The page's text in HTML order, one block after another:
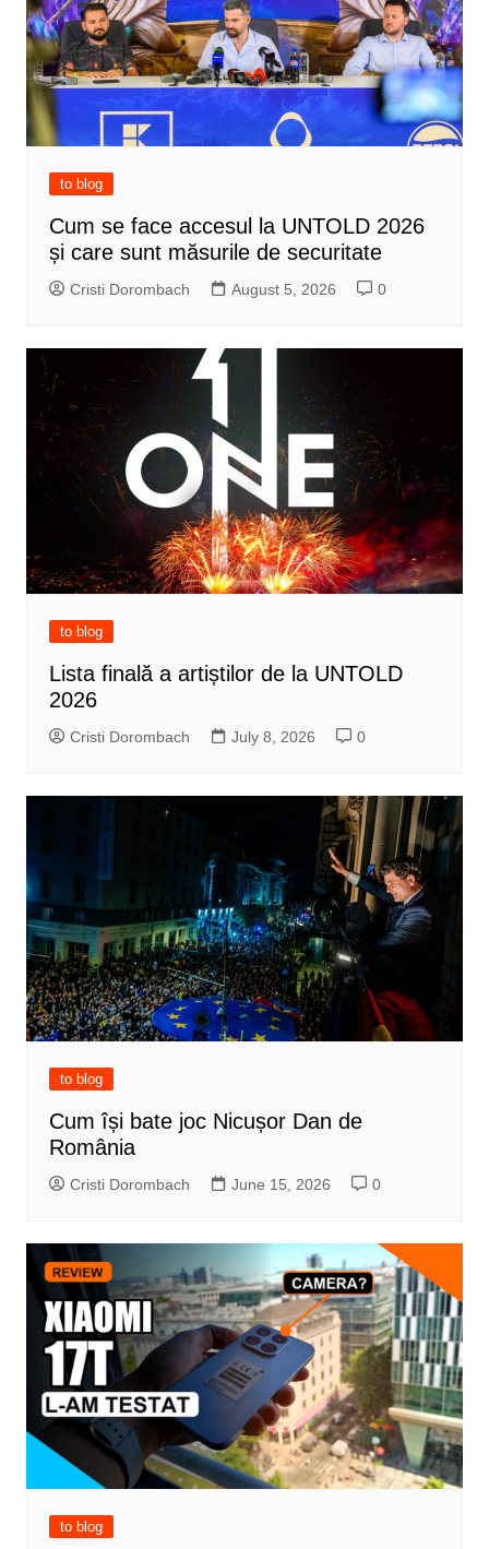
to blog
Cum se face accesul la UNTOLD 2026
și care sunt măsurile de securitate
Cristi Dorombach August 5, 2026 0
to blog
Lista finală a artiștilor de la UNTOLD
2026
Cristi Dorombach July 8, 2026 0
to blog
Cum își bate joc Nicușor Dan de
România
Cristi Dorombach June 15, 2026 0
to blog